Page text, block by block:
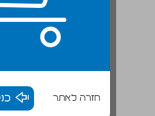
חזרה לאתר